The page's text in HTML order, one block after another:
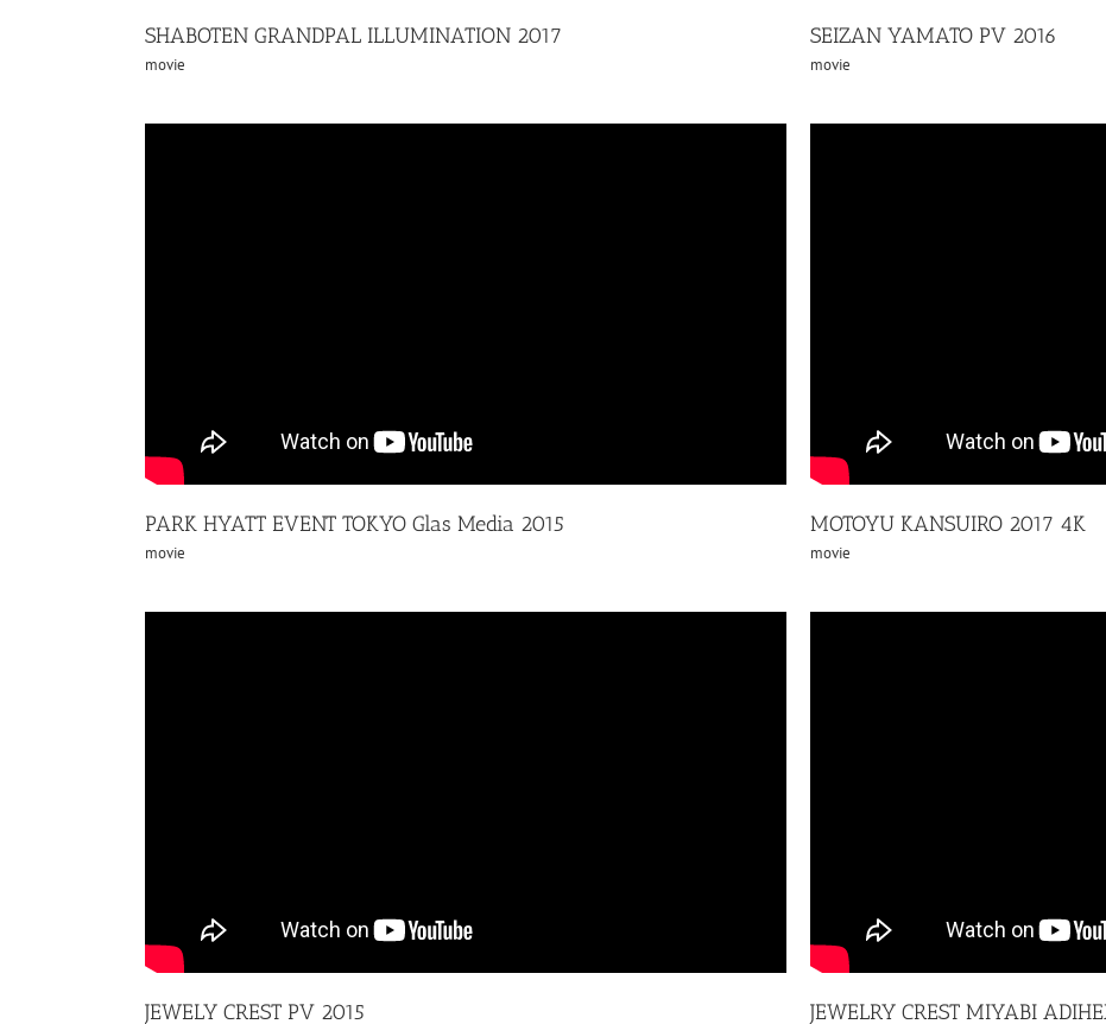
SHABOTEN GRANDPAL ILLUMINATION 2017
movie
SEIZAN YAMATO PV 2016
movie
PARK HYATT EVENT TOKYO Glas Media 2015
movie
MOTOYU KANSUIRO 2017 4K
movie
JEWELY CREST PV 2015 JEWELRY CREST MIYABI